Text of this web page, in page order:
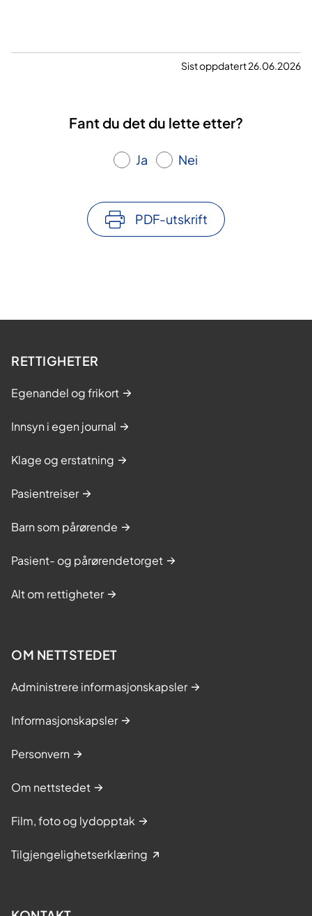
Sist oppdatert 26.06.2026
Fant du det du lette etter?
Ja Nei
PDF-utskrift
RETTIGHETER
Egenandel og frikort
Innsyn i egen journal
Klage og erstatning
Pasientreiser
Barn som pårørende
Pasient- og pårørendetorget
Alt om rettigheter
OM NETTSTEDET
Administrere informasjonskapsler
Informasjonskapsler
Personvern
Om nettstedet
Film, foto og lydopptak
Tilgjengelighetserklæring